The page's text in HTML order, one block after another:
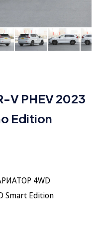
V PHEV 2023
Edition
4WD
Smart Edition